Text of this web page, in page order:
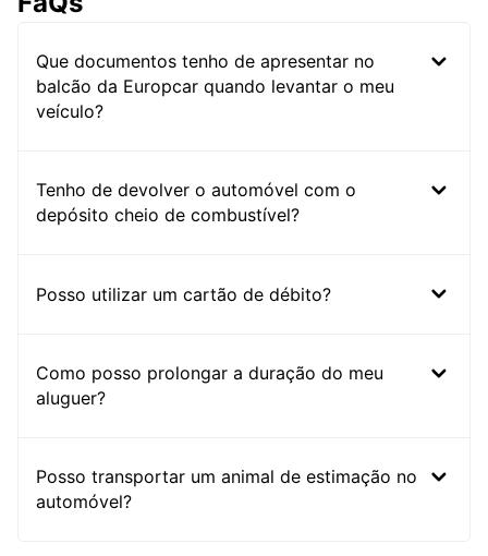
Que documentos tenho de apresentar no
balcão da Europcar quando levantar o meu
veículo?
Tenho de devolver o automóvel com o
depósito cheio de combustível?
Posso utilizar um cartão de débito?
Como posso prolongar a duração do meu
aluguer?
Posso transportar um animal de estimação no
automóvel?